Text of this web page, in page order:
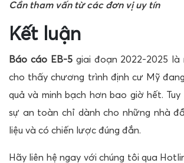
Cần tham vấn từ các đơn vị uy tín
Kết luận
Báo cáo EB-5giai đoạn 2022-2025 là
cho thấy chương trình định cư Mỹ
quả và minh bạch hơn bao giờ hết.
sự an toàn chỉ dành cho những nhà
liệu và có chiến lược đúng đắn.
Hãy liên hệ ngay với chúng tôi qua